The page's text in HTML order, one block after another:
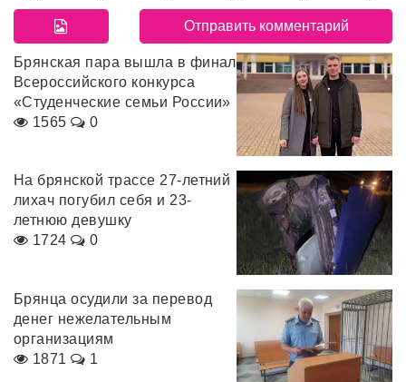
Брянская пара вышла в финал
Всероссийского конкурса
«Студенческие семьи России»
1565
0
На брянской трассе 27-летний
лихач погубил себя и 23-
летнюю девушку
1724
0
Брянца осудили за перевод
денег нежелательным
организациям
1871
1